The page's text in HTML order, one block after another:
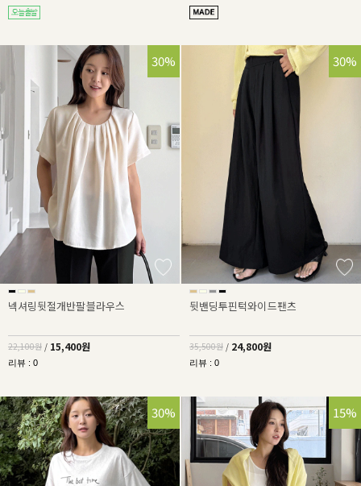
30%
넥셔링뒷절개반팔블라우스
22,100원 / 15,400원
리뷰 : 0
30%
뒷밴딩투핀턱와이드팬츠
35,500원 / 24,800원
리뷰 : 0
30% 15%